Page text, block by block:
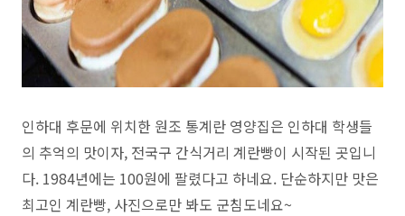
인하대 후문에 위치한 원조 통계란 영양집은 인하대 학생들
의 추억의 맛이자, 전국구 간식거리 계란빵이 시작된 곳입니
다. 1984년에는 100원에 팔렸다고 하네요. 단순하지만 맛은
최고인 계란빵, 사진으로만 봐도 군침도네요~